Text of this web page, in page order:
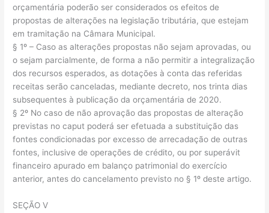
orçamentária poderão ser considerados os efeitos de
propostas de alterações na legislação tributária, que estejam
em tramitação na Câmara Municipal.
§ 1º – Caso as alterações propostas não sejam aprovadas, ou
o sejam parcialmente, de forma a não permitir a integralização
dos recursos esperados, as dotações à conta das referidas
receitas serão canceladas, mediante decreto, nos trinta dias
subsequentes à publicação da orçamentária de 2020.
§ 2º No caso de não aprovação das propostas de alteração
previstas no caput poderá ser efetuada a substituição das
fontes condicionadas por excesso de arrecadação de outras
fontes, inclusive de operações de crédito, ou por superávit
financeiro apurado em balanço patrimonial do exercício
anterior, antes do cancelamento previsto no § 1º deste artigo.
SEÇÃO V